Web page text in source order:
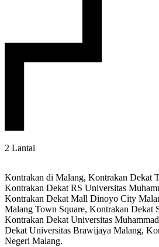
2 Lantai
Kontrakan di Malang, Kontrakan Dekat
Kontrakan Dekat RS Universitas
Kontrakan Dekat Mall Dinoyo City
Malang Town Square, Kontrakan Dekat
Kontrakan Dekat Universitas
Dekat Universitas Brawijaya Malang,
Negeri Malang.